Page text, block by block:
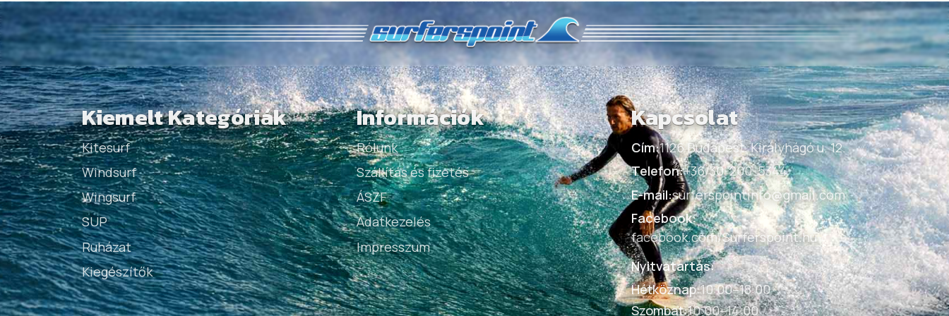
Kiemelt Kategóriák
Kitesurf
Windsurf
Wingsurf
SUP
Ruházat
Kiegészítők
Információk
Rólunk
Szállítás és fizetés
ÁSZF
Adatkezelés
Impresszum
Kapcsolat
Cím:1126 Budapest, Királyhágó u. 12.
Telefon:+36/30-200-5344
E-mail:surferspointinfo@gmail.com
Facebook:
facebook.com/Surferspoint.hu
Nyitvatartás:
Hétköznap:10:00–18:00
Szombat:10:00–14:00